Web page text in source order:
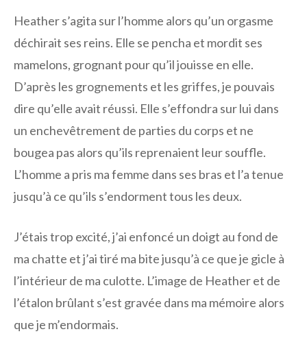
Heather s’agita sur l’homme alors qu’un orgasme
déchirait ses reins. Elle se pencha et mordit ses
mamelons, grognant pour qu’il jouisse en elle.
D’après les grognements et les griffes, je pouvais
dire qu’elle avait réussi. Elle s’effondra sur lui dans
un enchevêtrement de parties du corps et ne
bougea pas alors qu’ils reprenaient leur souffle.
L’homme a pris ma femme dans ses bras et l’a tenue
jusqu’à ce qu’ils s’endorment tous les deux.
J’étais trop excité, j’ai enfoncé un doigt au fond de
ma chatte et j’ai tiré ma bite jusqu’à ce que je gicle à
l’intérieur de ma culotte. L’image de Heather et de
l’étalon brûlant s’est gravée dans ma mémoire alors
que je m’endormais.